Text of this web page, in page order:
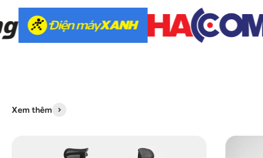
Xem thêm